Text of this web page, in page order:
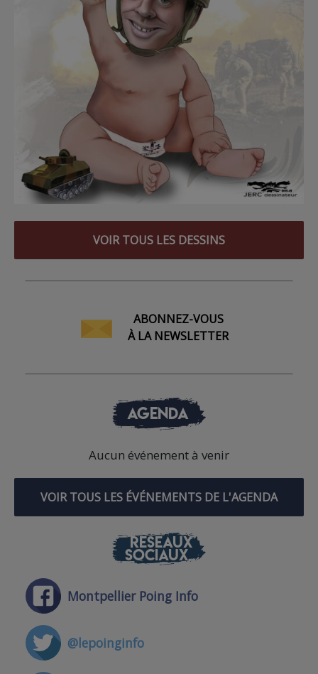
VOIR TOUS LES DESSINS
ABONNEZ-VOUS
À LA NEWSLETTER
AGENDA
Aucun événement à venir
VOIR TOUS LES ÉVÉNEMENTS DE L'AGENDA
RÉSEAUX
SOCIAUX
Montpellier Poing Info
@lepoinginfo